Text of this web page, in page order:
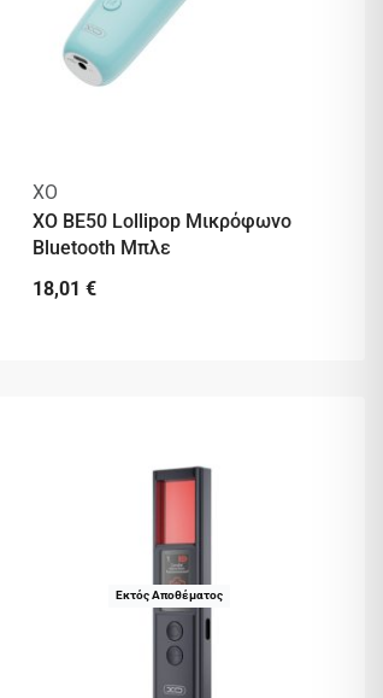
XO
XO BE50 Lollipop Μικρόφωνο
Bluetooth Μπλε
18,01 €
Εκτός Αποθέματος